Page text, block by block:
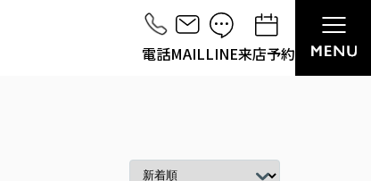
電話MAILLINE来店予約